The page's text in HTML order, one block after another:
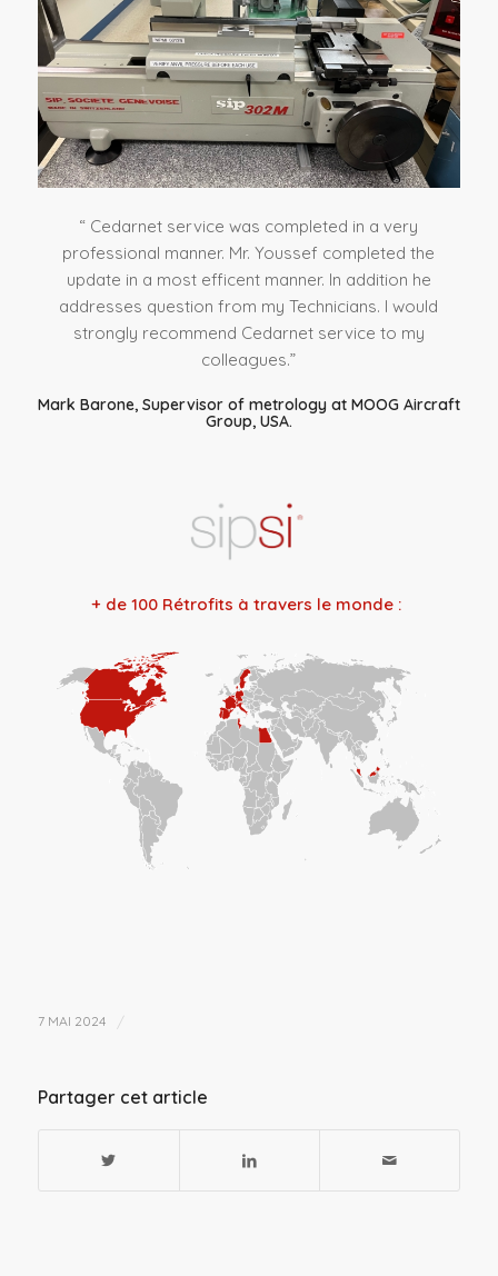
“ Cedarnet service was completed in a very
professional manner. Mr. Youssef completed the
update in a most efficent manner. In addition he
addresses question from my Technicians. I would
strongly recommend Cedarnet service to my
colleagues.”
Mark Barone, Supervisor of metrology at MOOG Aircraft
Group, USA.
+ de 100 Rétrofits à travers le monde :
7 MAI 2024 /
Partager cet article